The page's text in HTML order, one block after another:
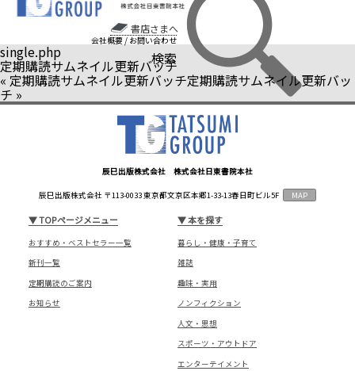
書店さまへ
会社概要 / お問い合わせ
検索
single.php
定期購読サムネイル更新バッチ
« 定期購読サムネイル更新バッチ定期購読サムネイル更新バッ
チ »
辰巳出版株式会社 株式会社日東書院本社
辰巳出版株式会社 〒113-0033 東京都文京区本郷1-33-13春日町ビル5F MAP
▼TOPページメニュー
おすすめ・ベストセラー一覧
新刊一覧
定期購読のご案内
お知らせ
▼本を探す
暮らし・健康・子育て
雑誌
趣味・実用
ノンフィクション
人文・思想
スポーツ・アウトドア
エンターテイメント